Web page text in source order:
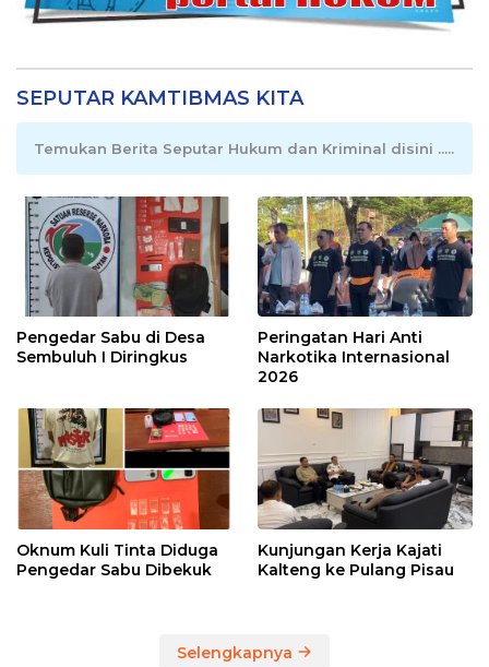
SEPUTAR KAMTIBMAS KITA
Temukan Berita Seputar Hukum dan Kriminal disini .....
Pengedar Sabu di Desa
Sembuluh I Diringkus
Peringatan Hari Anti
Narkotika Internasional
2026
Oknum Kuli Tinta Diduga
Pengedar Sabu Dibekuk
Kunjungan Kerja Kajati
Kalteng ke Pulang Pisau
Selengkapnya